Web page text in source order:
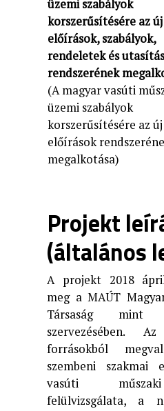
üzemi szabályok
korszerűsítésére az új
előírások, szabályok,
rendeletek és
rendszerének
(A magyar vasúti
üzemi szabályok
korszerűsítésére az új
előírások
megalkotása)
Projekt
(általános
A projekt 2018
meg a MAÚT
Társaság mint
szervezésében.
forrásokból
szembeni szakmai
vasúti
felülvizsgálata, a